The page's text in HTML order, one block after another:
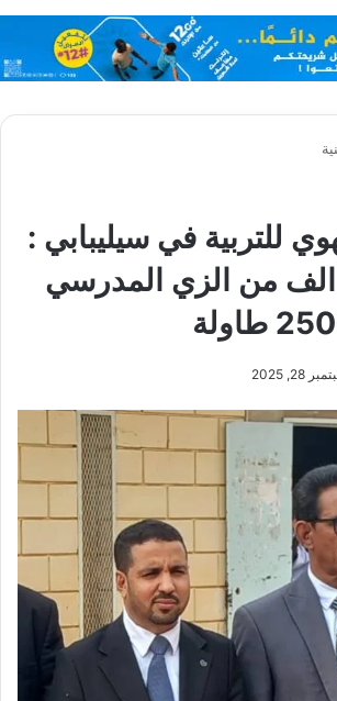
للتربية في سيليبابي :
تنقصنا 62 الف من الزي المدرسي
28, 2025